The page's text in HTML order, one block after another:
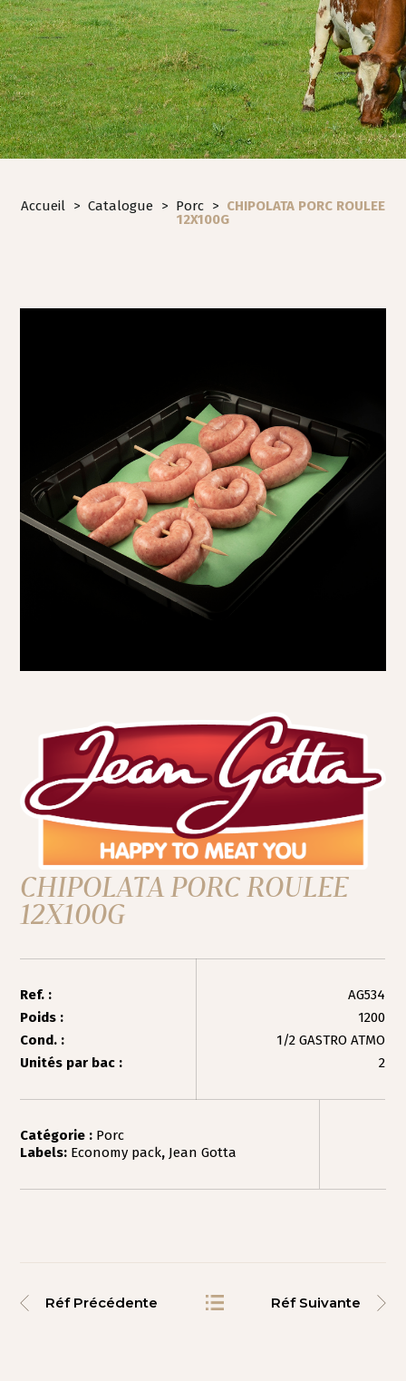
Accueil > Catalogue > Porc > CHIPOLATA PORC ROULEE
12X100G
CHIPOLATA PORC ROULEE
12X100G
Ref. :
AG534
Poids :
1200
Cond. :
1/2 GASTRO ATMO
Unités par bac :
2
Catégorie : Porc
Labels: Economy pack, Jean Gotta
Réf Précédente Réf Suivante